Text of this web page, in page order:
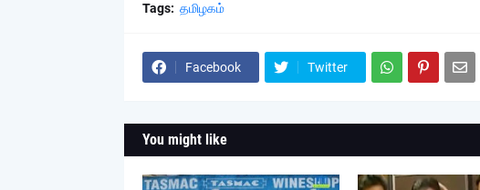
Tags: தமிழகம்
Facebook Twitter
You might like